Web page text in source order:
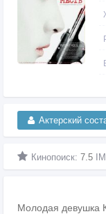
Актерский
Кинопоиск: 7.5
Молодая девушка